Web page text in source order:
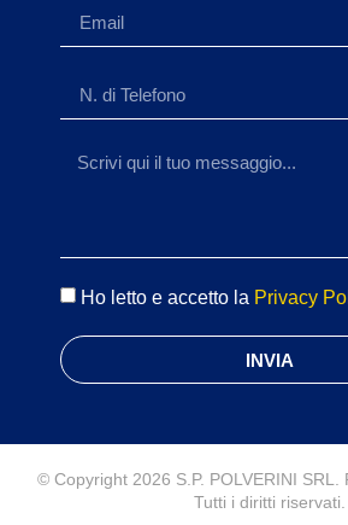
Ho letto e accetto la Privacy
INVIA
© Copyright 2026 S.P. POLVERINI SRL.
Tutti i diritti riservati.